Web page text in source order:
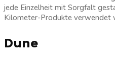
jede Einzelheit mit Sorgfalt
Kilometer-Produkte verwendet
Dune